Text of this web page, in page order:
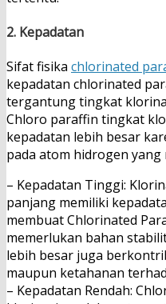
2. Kepadatan
Sifat fisika chlorinated
kepadatan chlorinated
tergantung tingkat
Chloro paraffin tingkat
kepadatan lebih besar
pada atom hidrogen
– Kepadatan Tinggi:
panjang memiliki
membuat Chlorinated
memerlukan bahan
lebih besar juga
maupun ketahanan
– Kepadatan Rendah: